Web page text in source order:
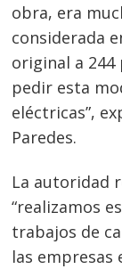
obra, era
considerada
original a
pedir esta
eléctricas”,
Paredes.
La autoridad
“realizamos
trabajos de
las empresas